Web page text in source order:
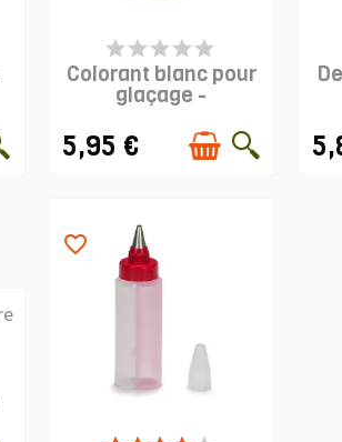
DERNIERS ARTICLES EN
STOCK
Colorant blanc pour
glaçage -
5,95 €
PRODUIT EN STOCK
favorite_border